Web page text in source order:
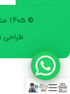
© 1405 متی استور. تمامی حقوق محفوظ است.
طراحی